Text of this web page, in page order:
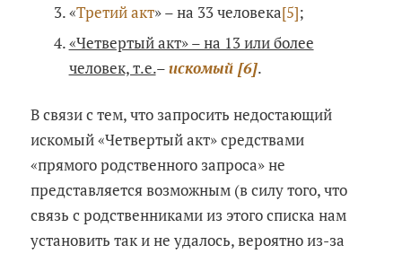
«Третий акт» – на 33 человека[5];
«Четвертый акт» – на 13 или более
человек, т.е.–искомый [6].
В связи с тем, что запросить недостающий
искомый «Четвертый акт» средствами
«прямого родственного запроса» не
представляется возможным (в силу того, что
связь с родственниками из этого списка нам
установить так и не удалось, вероятно из-за